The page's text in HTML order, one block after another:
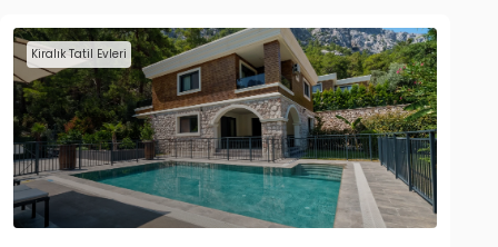
Kiralık Tatil Evleri